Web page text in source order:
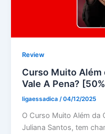
Review
Curso Muito Além
Vale A Pena?
ligaessadica/04/12/2025
O Curso Muito Além da
Juliana Santos, tem